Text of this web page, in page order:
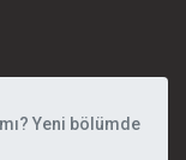
Yeni bölümde